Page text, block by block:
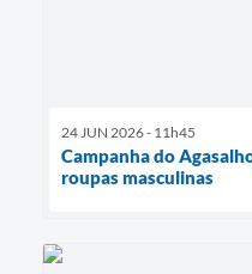
24 JUN 2026 - 11h45
Campanha do
roupas masculinas